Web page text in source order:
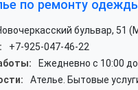
по ремонту
бульвар, 51
+7-925-047-46-22
Ежедневно с 10:00
Ателье. Бытовые